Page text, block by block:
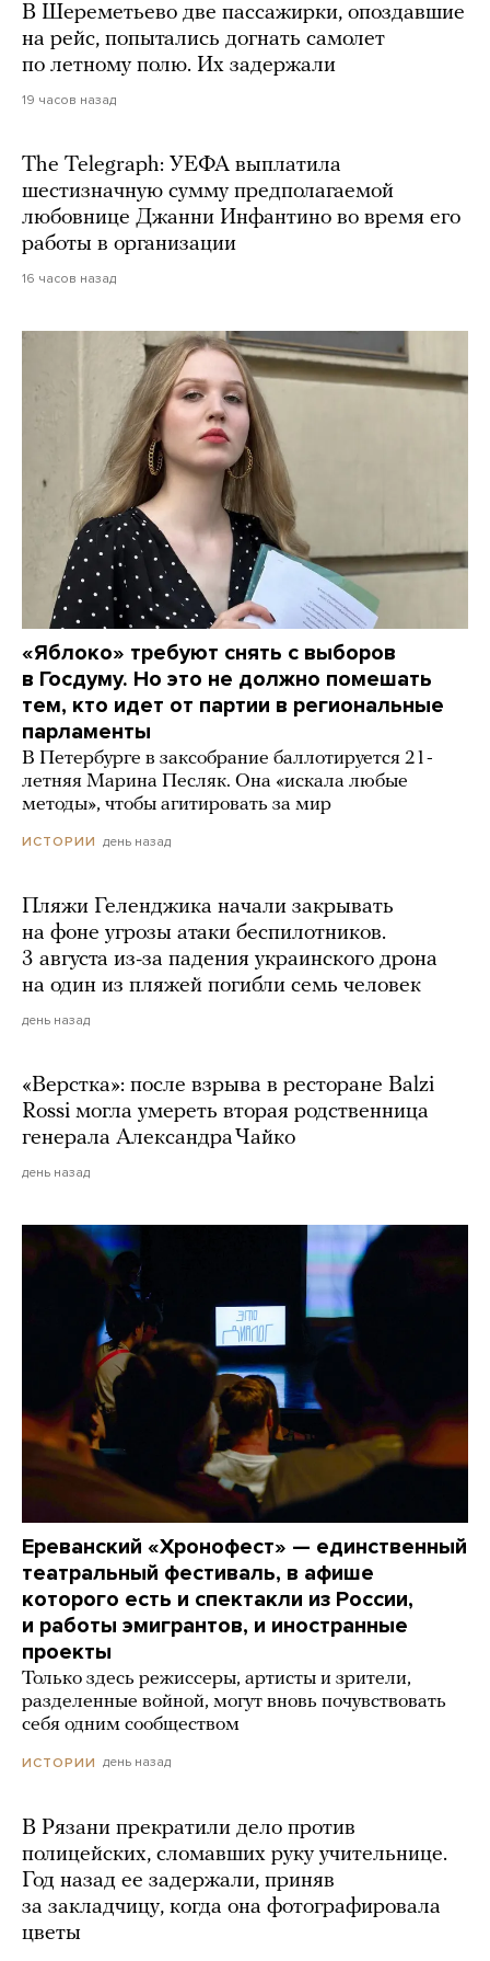
В Шереметьево две пассажирки, опоздавшие
на рейс, попытались догнать самолет
по летному полю. Их задержали
19 часов назад
The Telegraph: УЕФА выплатила
шестизначную сумму предполагаемой
любовнице Джанни Инфантино во время его
работы в организации
16 часов назад
«Яблоко» требуют снять с выборов
в Госдуму. Но это не должно помешать
тем, кто идет от партии в региональные
парламенты
В Петербурге в заксобрание баллотируется 21-
летняя Марина Песляк. Она «искала любые
методы», чтобы агитировать за мир
ИСТОРИИ день назад
Пляжи Геленджика начали закрывать
на фоне угрозы атаки беспилотников.
3 августа из-за падения украинского дрона
на один из пляжей погибли семь человек
день назад
«Верстка»: после взрыва в ресторане Balzi
Rossi могла умереть вторая родственница
генерала Александра Чайко
день назад
Ереванский «Хронофест» — единственный
театральный фестиваль, в афише
которого есть и спектакли из России,
и работы эмигрантов, и иностранные
проекты
Только здесь режиссеры, артисты и зрители,
разделенные войной, могут вновь почувствовать
себя одним сообществом
ИСТОРИИ день назад
В Рязани прекратили дело против
полицейских, сломавших руку учительнице.
Год назад ее задержали, приняв
за закладчицу, когда она фотографировала
цветы